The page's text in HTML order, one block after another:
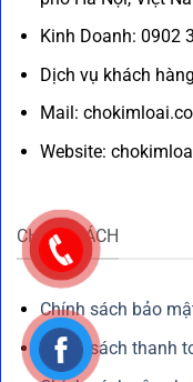
Kinh Doanh: 0902
Dịch vụ khách
Mail:
Website:
CHÍNH SÁCH
Chính sách bảo
Chính sách thanh